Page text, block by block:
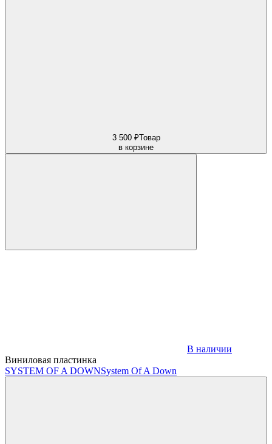
3 500 ₽Товар
в корзине
В наличии
Виниловая пластинка
SYSTEM OF A DOWNSystem Of A Down